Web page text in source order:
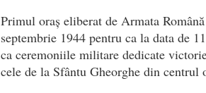
Primul oraș eliberat de Armata
septembrie 1944 pentru ca la data de
ca ceremoniile militare dedicate
cele de la Sfântu Gheorghe din centrul